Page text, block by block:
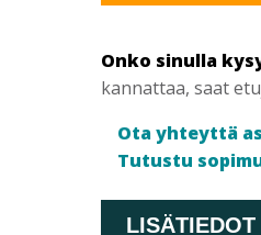
Onko sinulla
kannattaa, saat
Ota yhteyttä
Tutustu
LISÄTIEDOT